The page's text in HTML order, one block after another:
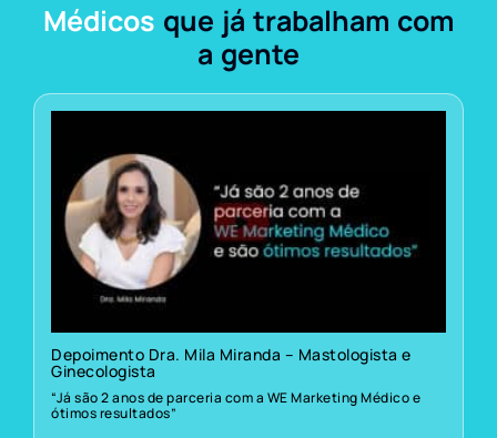
Médicos que já trabalham com
a gente
Depoimento Dra. Mila Miranda – Mastologista e
Ginecologista
“Já são 2 anos de parceria com a WE Marketing Médico e
ótimos resultados”